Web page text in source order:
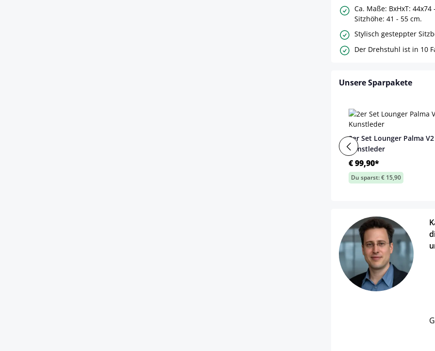
Ca. Maße: BxHxT: 44x74
Sitzhöhe: 41 - 55 cm.
Stylisch gesteppter
Der Drehstuhl ist in 10
Unsere Sparpakete
2er Set Lounger Palma V2
Kunstleder
€ 99,90*
Du sparst: € 15,90